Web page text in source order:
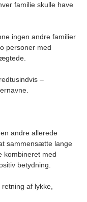
familie skulle have
ingen andre familier
personer med
–
andre allerede
sammensætte lange
kombineret med
betydning.
af lykke,